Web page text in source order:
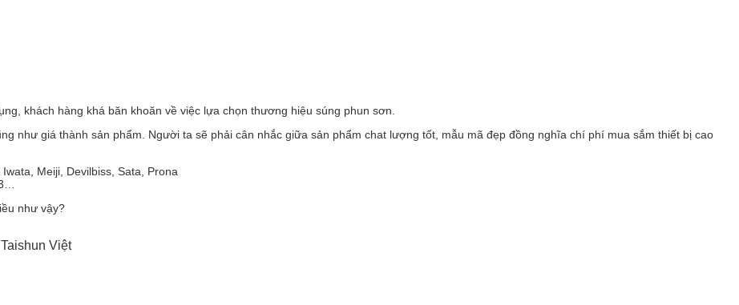
khách hàng khá băn khoăn về việc lựa chọn thương hiệu súng phun sơn.
như giá thành sản phẩm. Người ta sẽ phải cân nhắc giữa sản phẩm chat lượng tốt, mẫu mã đẹp đồng nghĩa chí phí mua sắm thiết bị cao
Meiji, Devilbiss, Sata, Prona
như vậy?
Việt